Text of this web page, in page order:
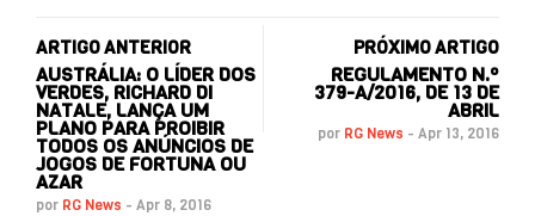
ARTIGO ANTERIOR
AUSTRÁLIA: O LÍDER DOS
VERDES, RICHARD DI
NATALE, LANÇA UM
PLANO PARA PROIBIR
TODOS OS ANÚNCIOS DE
JOGOS DE FORTUNA OU
AZAR
por RG News - Apr 8, 2016
PRÓXIMO ARTIGO
REGULAMENTO N.º
379-A/2016, DE 13 DE
ABRIL
por RG News - Apr 13, 2016